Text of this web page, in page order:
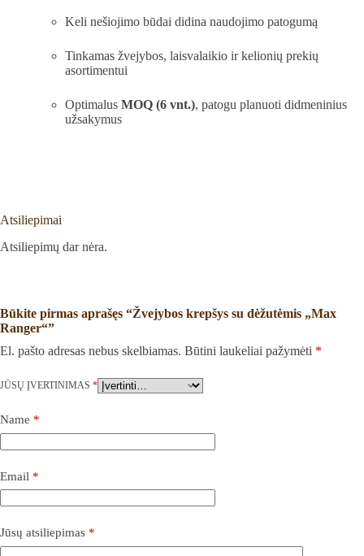
Keli nešiojimo būdai didina naudojimo patogumą
Tinkamas žvejybos, laisvalaikio ir kelionių prekių
asortimentui
Optimalus MOQ (6 vnt.), patogu planuoti didmeninius
užsakymus
Atsiliepimai
Atsiliepimų dar nėra.
Būkite pirmas aprašęs “Žvejybos krepšys su dėžutėmis „Max
Ranger“”
El. pašto adresas nebus skelbiamas. Būtini laukeliai pažymėti *
JŪSŲ ĮVERTINIMAS *
Name *
Email *
Jūsų atsiliepimas *